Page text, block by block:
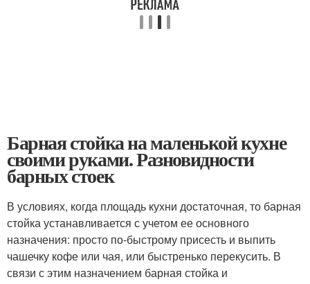
Барная стойка на маленькой кухне
своими руками. Разновидности
барных стоек
В условиях, когда площадь кухни достаточная, то барная
стойка устанавливается с учетом ее основного
назначения: просто по-быстрому присесть и выпить
чашечку кофе или чая, или быстренько перекусить. В
связи с этим назначением барная стойка и